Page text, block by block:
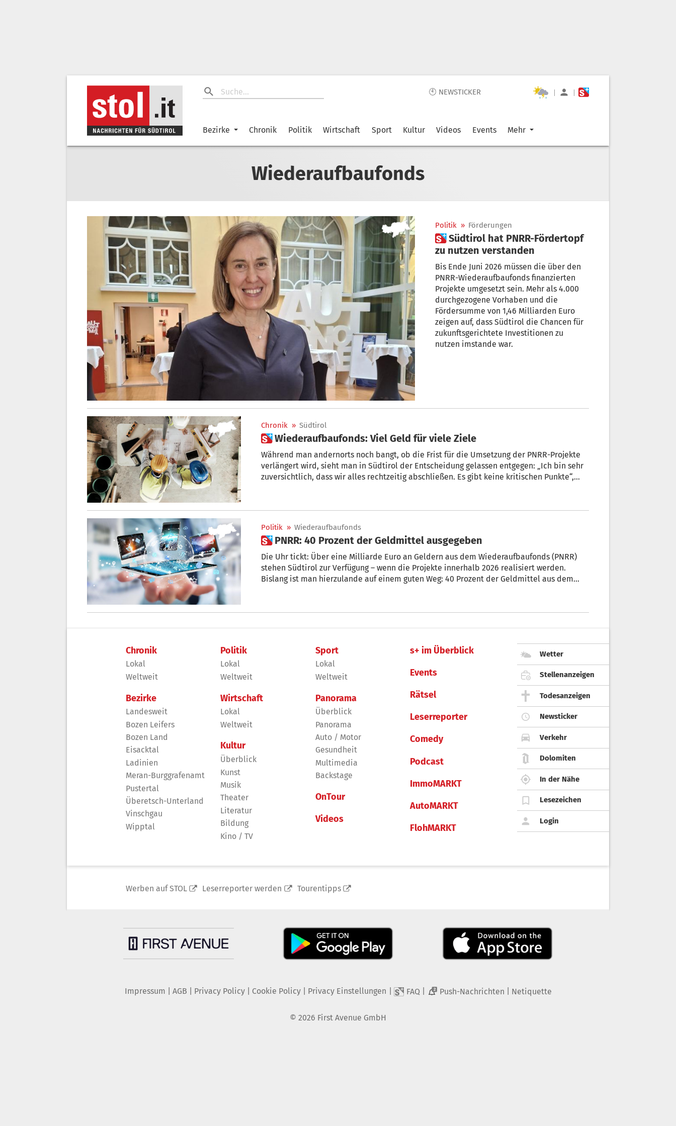
🕙 NEWSTICKER | |
Bezirke Chronik Politik Wirtschaft Sport Kultur Videos Events Mehr
Wiederaufbaufonds
Politik » Förderungen
 Südtirol hat PNRR-Fördertopf
zu nutzen verstanden
Bis Ende Juni 2026 müssen die über den
PNRR-Wiederaufbaufonds finanzierten
Projekte umgesetzt sein. Mehr als 4.000
durchgezogene Vorhaben und die
Fördersumme von 1,46 Milliarden Euro
zeigen auf, dass Südtirol die Chancen für
zukunftsgerichtete Investitionen zu
nutzen imstande war.
Chronik » Südtirol
 Wiederaufbaufonds: Viel Geld für viele Ziele
Während man andernorts noch bangt, ob die Frist für die Umsetzung der PNRR-Projekte
verlängert wird, sieht man in Südtirol der Entscheidung gelassen entgegen: „Ich bin sehr
zuversichtlich, dass wir alles rechtzeitig abschließen. Es gibt keine kritischen Punkte“,
Politik » Wiederaufbaufonds
 PNRR: 40 Prozent der Geldmittel ausgegeben
Die Uhr tickt: Über eine Milliarde Euro an Geldern aus dem Wiederaufbaufonds (PNRR)
stehen Südtirol zur Verfügung – wenn die Projekte innerhalb 2026 realisiert werden.
Bislang ist man hierzulande auf einem guten Weg: 40 Prozent der Geldmittel aus dem
Chronik
Lokal
Weltweit
Bezirke
Landesweit
Bozen Leifers
Bozen Land
Eisacktal
Ladinien
Meran-Burggrafenamt
Pustertal
Überetsch-Unterland
Vinschgau
Wipptal
Politik
Lokal
Weltweit
Wirtschaft
Lokal
Weltweit
Kultur
Überblick
Kunst
Musik
Theater
Literatur
Bildung
Kino / TV
Sport
Lokal
Weltweit
Panorama
Überblick
Panorama
Auto / Motor
Gesundheit
Multimedia
Backstage
OnTour
Videos
s+ im Überblick
Events
Rätsel
Leserreporter
Comedy
Podcast
ImmoMARKT
AutoMARKT
FlohMARKT
Wetter
Stellenanzeigen
Todesanzeigen
Newsticker
Verkehr
Dolomiten
In der Nähe
Lesezeichen
Login
Werben auf STOL Leserreporter werden Tourentipps
Impressum AGB Privacy Policy| Cookie Policy| Privacy Einstellungen FAQ 2 Push-Nachrichten Netiquette
© 2026 First Avenue GmbH